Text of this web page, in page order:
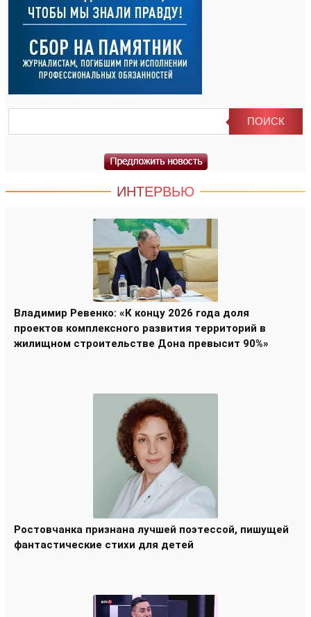
ИНТЕРВЬЮ
Владимир Ревенко: «К концу 2026 года доля
проектов комплексного развития территорий в
жилищном строительстве Дона превысит 90%»
Ростовчанка признана лучшей поэтессой, пишущей
фантастические стихи для детей